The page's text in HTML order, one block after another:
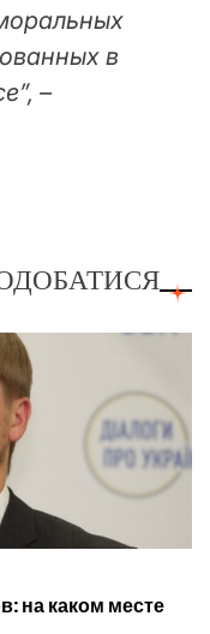
в
–
на каком месте